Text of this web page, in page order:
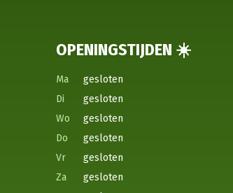
OPENINGSTIJDEN ☀️
Ma
gesloten
Di
gesloten
Wo
gesloten
Do
gesloten
Vr
gesloten
Za
gesloten